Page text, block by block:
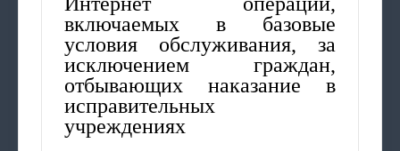
включаемых в базовые
условия обслуживания, за
исключением граждан,
отбывающих наказание в
исправительных
учреждениях